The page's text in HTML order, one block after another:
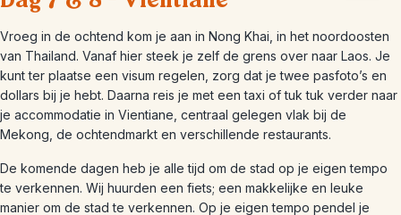
Vroeg in de ochtend kom je aan in Nong Khai, in het noordoosten
van Thailand. Vanaf hier steek je zelf de grens over naar Laos. Je
kunt ter plaatse een visum regelen, zorg dat je twee pasfoto’s en
dollars bij je hebt. Daarna reis je met een taxi of tuk tuk verder naar
je accommodatie in Vientiane, centraal gelegen vlak bij de
Mekong, de ochtendmarkt en verschillende restaurants.
De komende dagen heb je alle tijd om de stad op je eigen tempo
te verkennen. Wij huurden een fiets; een makkelijke en leuke
manier om de stad te verkennen. Op je eigen tempo pendel je